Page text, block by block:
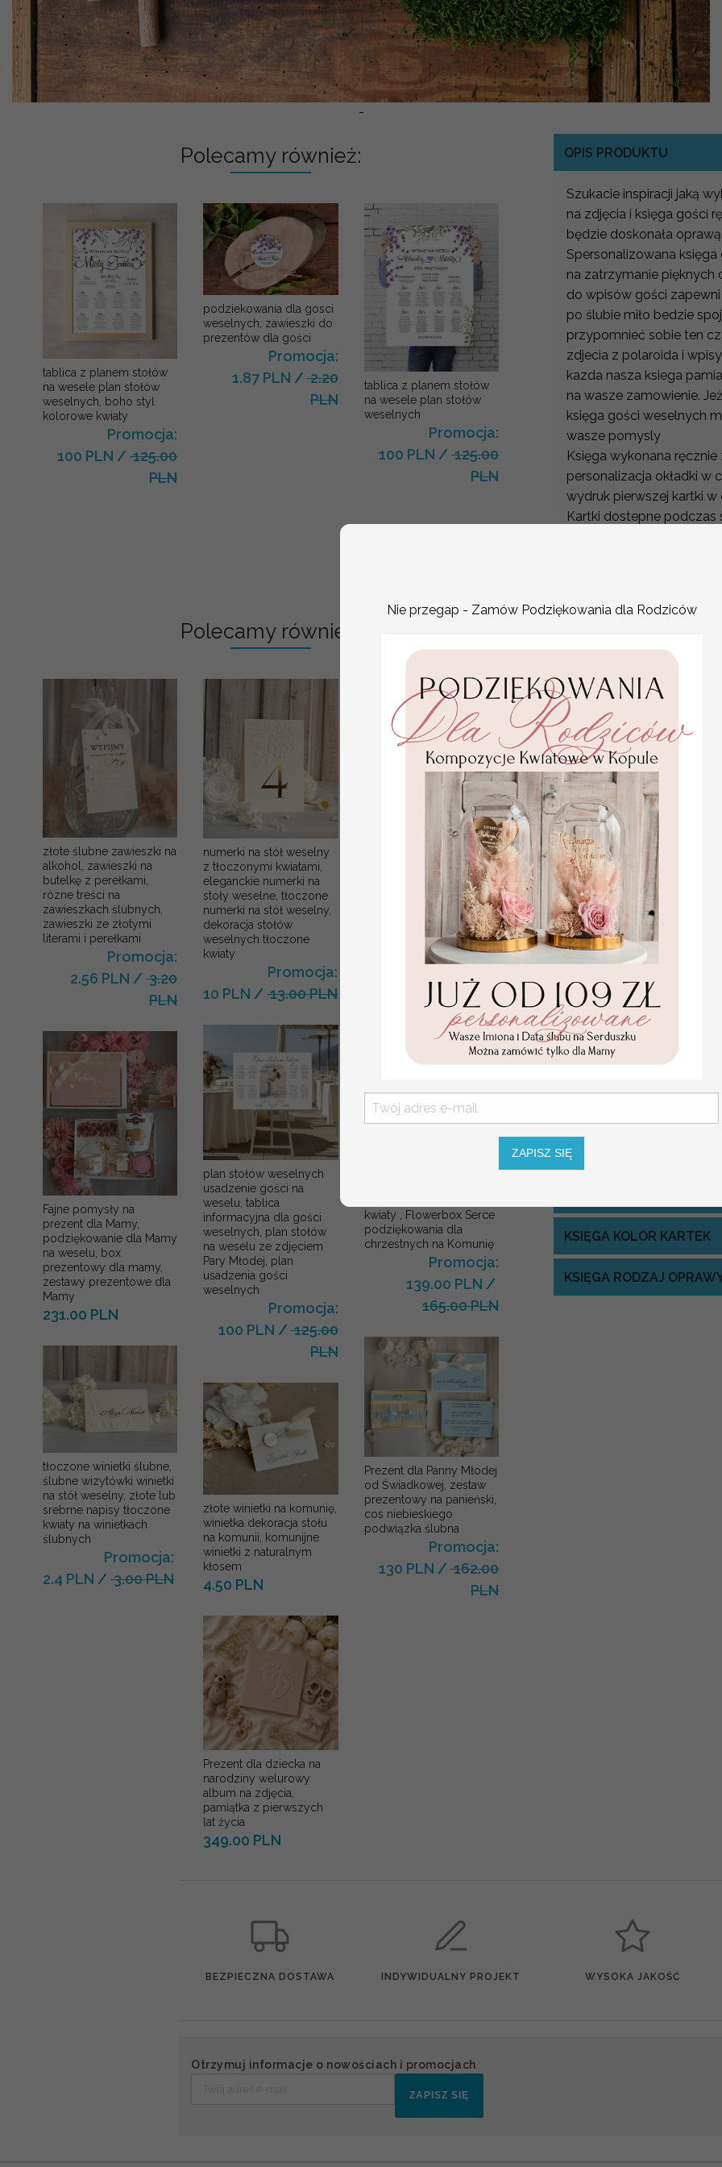
-
Polecamy również:
tablica z planem stołów
na wesele plan stołów
weselnych, boho styl
kolorowe kwiaty
Promocja:
100 PLN /125.00
PLN
podziekowania dla gosci
weselnych, zawieszki do
prezentów dla gości
Promocja:
1.87 PLN /2.20
PLN
tablica z planem stołów
na wesele plan stołów
weselnych
Promocja:
100 PLN / 125.00
PLN
Polecamy również:
złote ślubne zawieszki na
alkohol, zawieszki na
butelkę z perełkami,
rózne treści na
zawieszkach ślubnych,
zawieszki ze złotymi
literami i perełkami
Promocja:
2.56 PLN /3.20
PLN
Fajne pomysły na
prezent dla Mamy,
podziękowanie dla Mamy
na weselu, box
prezentowy dla mamy,
zestawy prezentowe dla
Mamy
231.00 PLN
tłoczone winietki ślubne,
ślubne wizytówki winietki
na stół weselny, złote lub
srebrne napisy tłoczone
kwiaty na winietkach
ślubnych
Promocja:
2.4 PLN / 3.00 PLN
numerki na stół weselny
z tłoczonymi kwiatami,
eleganckie numerki na
stoły weselne, tłoczone
numerki na stół weselny,
dekoracja stołów
weselnych tłoczone
kwiaty
Promocja:
10 PLN /13.00 PLN
plan stołów weselnych
usadzenie gości na
weselu, tablica
informacyjna dla gości
weselnych, plan stołów
na weselu ze zdjęciem
Pary Młodej, plan
usadzenia gości
weselnych
Promocja:
100 PLN /125.00
PLN
złote winietki na komunię,
winietka dekoracja stołu
na komunii, komunijne
winietki z naturalnym
kłosem
4.50 PLN
Prezent dla dziecka na
narodziny welurowy
album na zdjęcia,
pamiątka z pierwszych
lat życia
349.00 PLN
Statuetka pamiątka
Pierwszej Komunii w
personalizowana
Pamiątka Komunijna
opakowanie na pieniądze
Promocja:
85.00 PLN/105.00
kwiaty , Flowerbox Serce
podziękowania dla
chrzestnych na Komunię
Promocja:
139.00 PLN /
165.00 PLN
Prezent dla Panny Młodej
od Świadkowej, zestaw
prezentowy na panieński,
cos niebieskiego
podwiązka ślubna
Promocja:
130 PLN / 162.00
PLN
OPIS PRODUKTU
Szukacie inspiracji jaką
na zdjęcia i księga gości
będzie doskonała
Spersonalizowana
na zatrzymanie pięknych
do wpisów gości
po ślubie miło bedzie
przypomnieć sobie ten
zdjecia z polaroida i
kazda nasza ksiega
na wasze zamowienie.
księga gości weselnych
wasze pomysly
Księga wykonana
personalizacja okładki w
wydruk pierwszej kartki
Kartki dostepne podczas
Wyjątkowa boho style
niezbędnym dodatkiem
Każda wasze imiona i
kolorach.
odpowiednią księgę o
wasze imiona styl
Wasze wspomnienia z
Okładka:
sztywna tektura
Okleina:papier ozdobny
Wymiar księgi: 21 cm x 21 cm
Personalizacja okładki: GRATIS!
Kolor wydruku/haftu:
zależnie
kliknij tutaj aby obejrzeć wzornik
Gramatura kartek:
170 gram
Personalizacja:
wypisanie imion
Nadruk 1 strony: GRATIS!
Projektowanie wydruków:
po
strony kartki na 2,5 cm
Wydruk każdej kolejnej strony:
NIE DRUKUJEMY STRON Z
A PO KOLEI 1,2,3,4,5!
KLIKNIJ PONIŻEJ ABY
KOLOR OKŁADKI KSIĘGI
KOLOR WSTĄŻKI LUB
KSIĘGA KOLOR KARTEK
KSIĘGA RODZAJ
BEZPIECZNA DOSTAWA INDYWIDUALNY PROJEKT WYSOKA JAKOŚĆ
Otrzymuj informacje o nowościach i promocjach
ZAPISZ SIĘ
Nie przegap - Zamów Podziękowania dla Rodziców
ZAPISZ SIĘ